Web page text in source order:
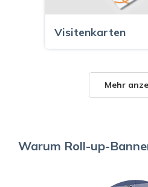
Visitenkarten
Mehr
Warum Roll-up-